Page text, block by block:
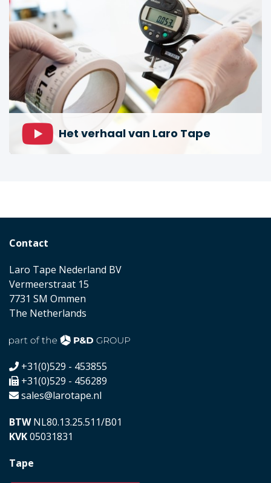
Het verhaal van Laro Tape
Contact
Laro Tape Nederland BV
Vermeerstraat 15
7731 SM Ommen
The Netherlands
+31(0)529 - 453855
+31(0)529 - 456289
sales@larotape.nl
BTWNL80.13.25.511/B01
KVK05031831
Tape